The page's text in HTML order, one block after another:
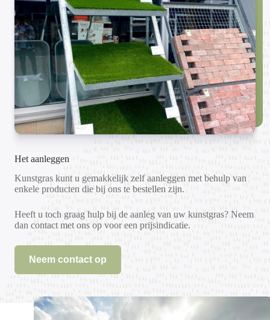
Het aanleggen
Kunstgras kunt u gemakkelijk zelf aanleggen met behulp van
enkele producten die bij ons te bestellen zijn.
Heeft u toch graag hulp bij de aanleg van uw kunstgras? Neem
dan contact met ons op voor een prijsindicatie.
Neem contact op